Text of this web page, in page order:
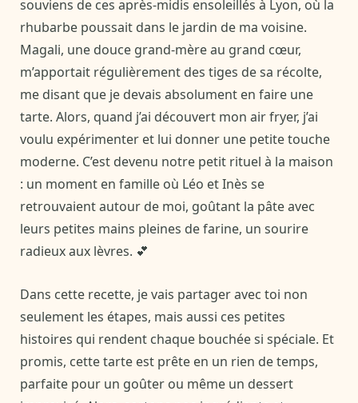
souviens de ces après-midis ensoleillés à Lyon, où la
rhubarbe poussait dans le jardin de ma voisine.
Magali, une douce grand-mère au grand cœur,
m’apportait régulièrement des tiges de sa récolte,
me disant que je devais absolument en faire une
tarte. Alors, quand j’ai découvert mon air fryer, j’ai
voulu expérimenter et lui donner une petite touche
moderne. C’est devenu notre petit rituel à la maison
: un moment en famille où Léo et Inès se
retrouvaient autour de moi, goûtant la pâte avec
leurs petites mains pleines de farine, un sourire
radieux aux lèvres. 💕
Dans cette recette, je vais partager avec toi non
seulement les étapes, mais aussi ces petites
histoires qui rendent chaque bouchée si spéciale. Et
promis, cette tarte est prête en un rien de temps,
parfaite pour un goûter ou même un dessert